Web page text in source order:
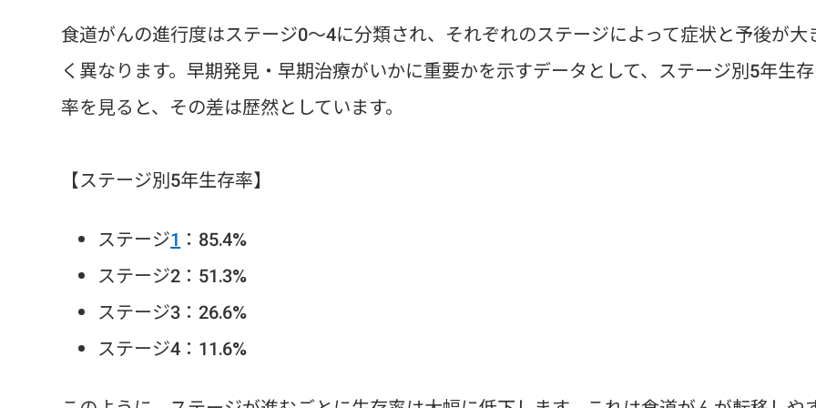
食道がんの進行度はステージ0～4に分類され、それぞれのステージによって症状と予後が大
く異なります。早期発見・早期治療がいかに重要かを示すデータとして、ステージ別5年生存
率を見ると、その差は歴然としています。
【ステージ別5年生存率】
ステージ1 ：85.4%
ステージ2：51.3%
ステージ3：26.6%
ステージ4：11.6%